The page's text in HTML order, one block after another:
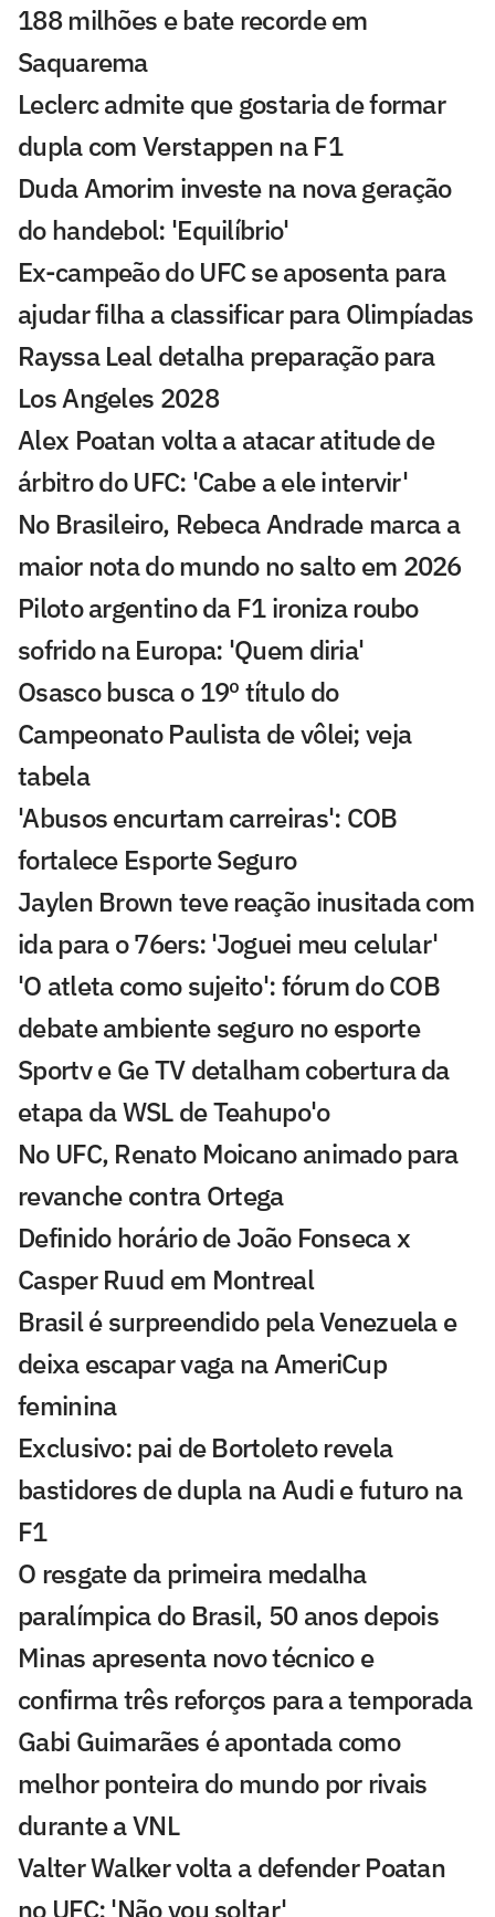
188 milhões e bate recorde em
Saquarema
Leclerc admite que gostaria de formar
dupla com Verstappen na F1
Duda Amorim investe na nova geração
do handebol: 'Equilíbrio'
Ex-campeão do UFC se aposenta para
ajudar filha a classificar para Olimpíadas
Rayssa Leal detalha preparação para
Los Angeles 2028
Alex Poatan volta a atacar atitude de
árbitro do UFC: 'Cabe a ele intervir'
No Brasileiro, Rebeca Andrade marca a
maior nota do mundo no salto em 2026
Piloto argentino da F1 ironiza roubo
sofrido na Europa: 'Quem diria'
Osasco busca o 19º título do
Campeonato Paulista de vôlei; veja
tabela
'Abusos encurtam carreiras': COB
fortalece Esporte Seguro
Jaylen Brown teve reação inusitada com
ida para o 76ers: 'Joguei meu celular'
'O atleta como sujeito': fórum do COB
debate ambiente seguro no esporte
Sportv e Ge TV detalham cobertura da
etapa da WSL de Teahupo'o
No UFC, Renato Moicano animado para
revanche contra Ortega
Definido horário de João Fonseca x
Casper Ruud em Montreal
Brasil é surpreendido pela Venezuela e
deixa escapar vaga na AmeriCup
feminina
Exclusivo: pai de Bortoleto revela
bastidores de dupla na Audi e futuro na
F1
O resgate da primeira medalha
paralímpica do Brasil, 50 anos depois
Minas apresenta novo técnico e
confirma três reforços para a temporada
Gabi Guimarães é apontada como
melhor ponteira do mundo por rivais
durante a VNL
Valter Walker volta a defender Poatan
no UFC: 'Não vou soltar'